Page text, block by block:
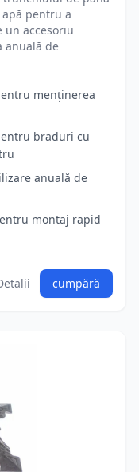
pentru a
un accesoriu
anuală de
menținerea
braduri cu
anuală de
montaj rapid
cumpără